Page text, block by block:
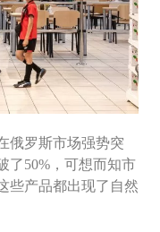
俄罗斯市场强势突
了50%，可想而知市
些产品都出现了自然